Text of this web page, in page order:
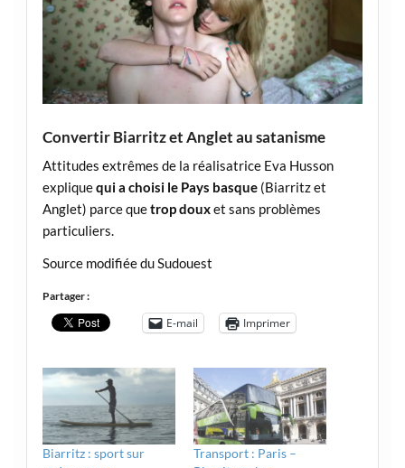
Convertir Biarritz et Anglet au satanisme
Attitudes extrêmes de la réalisatrice Eva Husson
expliquequi a choisi le Pays basque (Biarritz et
Anglet) parce quetrop douxet sans problèmes
particuliers.
Source modifiée du Sudouest
Partager :
E-mail Imprimer
Biarritz : sport sur
Transport : Paris –